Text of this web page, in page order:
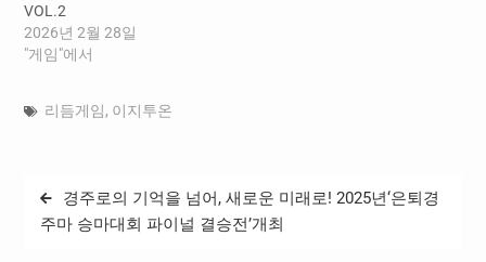
VOL.2
2026년 2월 28일
"게임"에서
리듬게임, 이지투온
글
탐
경주로의 기억을 넘어, 새로운 미래로! 2025년‘은퇴경
주마 승마대회 파이널 결승전’개최